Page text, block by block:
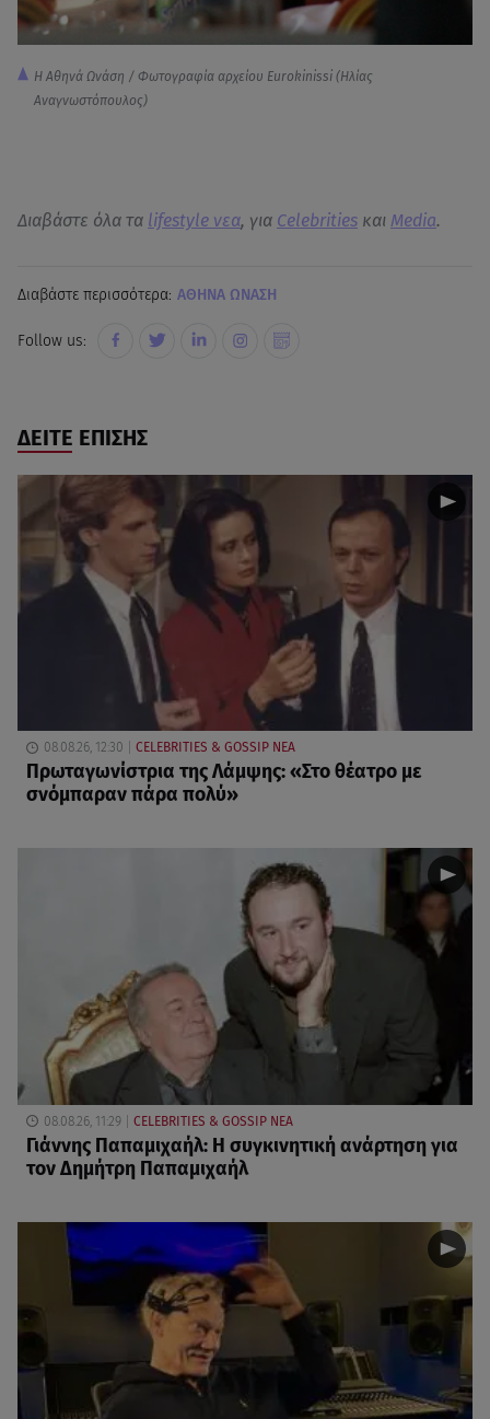
Η Αθηνά Ωνάση / Φωτογραφία αρχείου Eurokinissi (Ηλίας
Αναγνωστόπουλος)
Διαβάστε όλα τα lifestyle νεα, για Celebrities και Media.
Διαβάστε περισσότερα: ΑΘΗΝΑ ΩΝΑΣΗ
Follow us:
ΔΕΙΤΕ ΕΠΙΣΗΣ
08.08.26, 12:30 CELEBRITIES & GOSSIP ΝΕΑ
Πρωταγωνίστρια της Λάμψης: «Στο θέατρο με
σνόμπαραν πάρα πολύ»
08.08.26, 11:29 CELEBRITIES & GOSSIP ΝΕΑ
Γιάννης Παπαμιχαήλ: Η συγκινητική ανάρτηση για
τον Δημήτρη Παπαμιχαήλ